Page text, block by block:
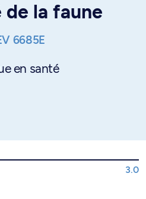
de la faune
6685E
en santé
3.0